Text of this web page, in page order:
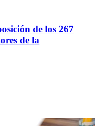
de los 267
de la